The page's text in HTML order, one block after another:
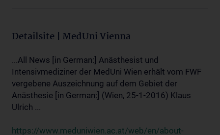
Detailsite | MedUni Vienna
...All News [in German:] Anästhesist und
Intensivmediziner der MedUni Wien erhält vom FWF
vergebene Auszeichnung auf dem Gebiet der
Anästhesie [in German:] (Wien, 25-1-2016) Klaus
Ulrich ...
https://www.meduniwien.ac.at/web/en/about-